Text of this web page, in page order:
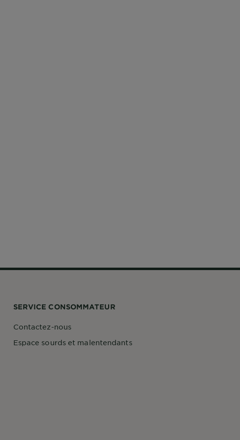
SERVICE CONSOMMATEUR
Contactez-nous
Espace sourds et malentendants